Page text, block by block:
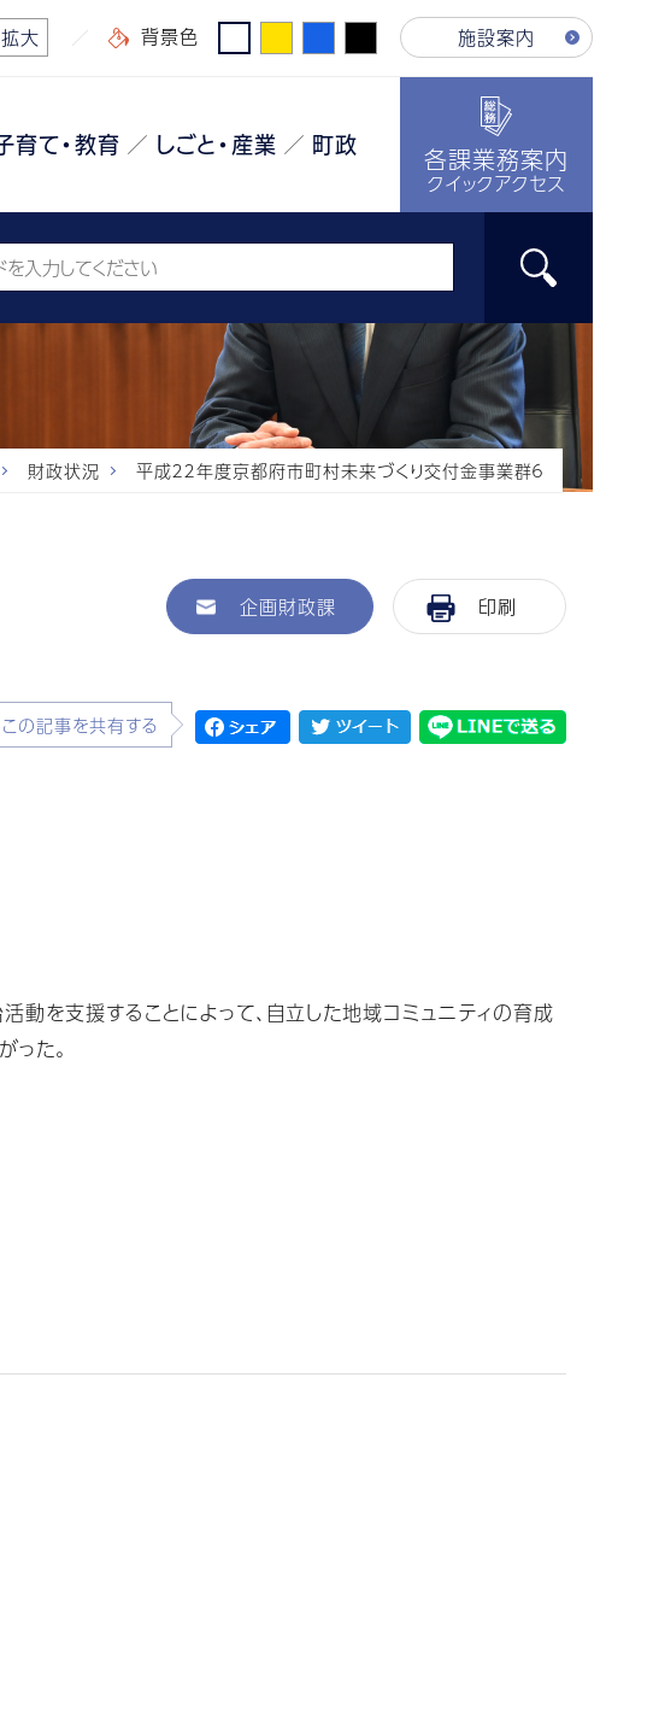
拡大 背景色 施設案内
育て・教育 しごと・産業 町政 各課業務案内
クイックアクセス
財政状況 平成２２年度京都府市町村未来づくり交付金事業群６
企画財政課 印刷
この記事を共有する
を支援することによって、自立した地域コミュニティの育成
った。